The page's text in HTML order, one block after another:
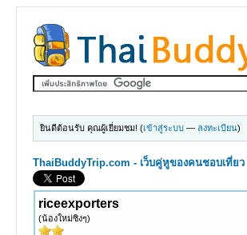
ยินดีต้อนรับ คุณผู้เยี่ยมชม! (เข้าสู่ระบบ — ลงทะเบียน)
ThaiBuddyTrip.com - เว็บคู่หูของคนชอบเที่ยว
riceexporters
(น้องใหม่ซิงๆ)